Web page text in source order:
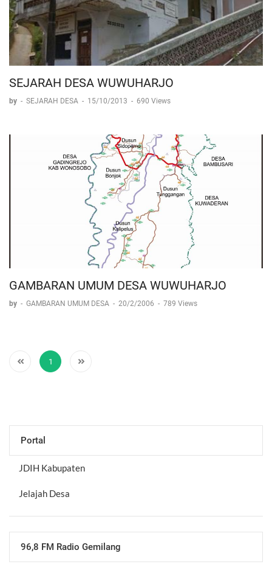
SEJARAH DESA WUWUHARJO
by - SEJARAH DESA - 15/10/2013 - 690 Views
GAMBARAN UMUM DESA WUWUHARJO
by - GAMBARAN UMUM DESA - 20/2/2006 - 789 Views
1
Portal
JDIH Kabupaten
Jelajah Desa
96,8 FM Radio Gemilang